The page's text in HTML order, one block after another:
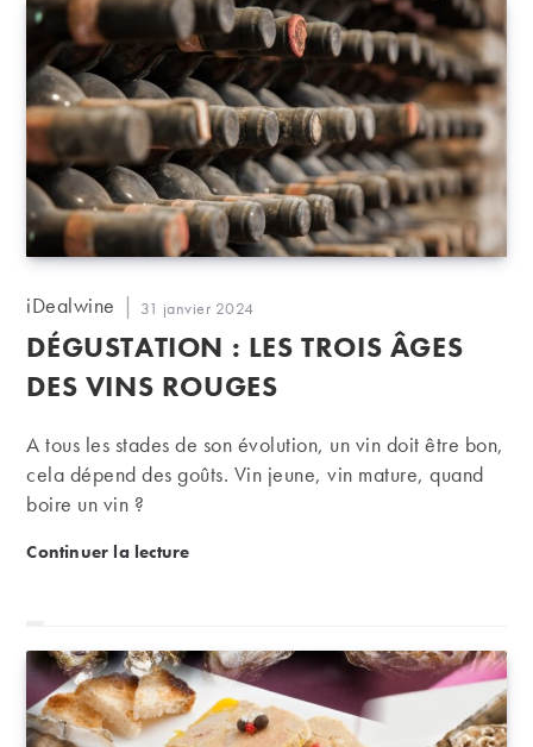
Auteur/autrice
la
publication :
iDealwine
Publication
publiée :
31 janvier 2024
DÉGUSTATION : LES TROIS ÂGES
DES VINS ROUGES
A tous les stades de son évolution, un vin doit être bon,
cela dépend des goûts. Vin jeune, vin mature, quand
boire un vin ?
Continuer la lectureDégustation : les trois âges des vins rouges